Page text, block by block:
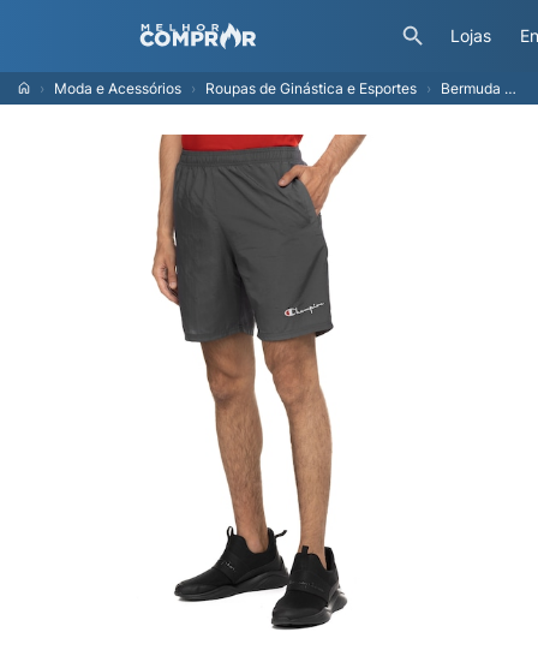
Lojas
Moda e Acessórios Roupas de Ginástica e Esportes Bermuda Masculina Champion Life Nylon Zorn